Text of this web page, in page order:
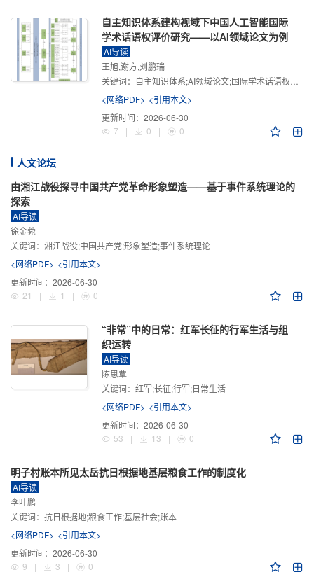
自主知识体系建构视域下中国人工智能国际
学术话语权评价研究——以AI领域论文为例
AI导读
王旭,谢方,刘鹏瑞
关键词： 自主知识体系;AI领域论文;国际学术话语权评价;学术影响力;学术感知力;学术传播力;学术引领力
<网络PDF> <引用本文>
更新时间： 2026-06-30
7
| 0 | 0
人文论坛
由湘江战役探寻中国共产党革命形象塑造——基于事件系统理论的
探索
AI导读
徐金菀
关键词： 湘江战役;中国共产党;形象塑造;事件系统理论
<网络PDF> <引用本文>
更新时间： 2026-06-30
21
| 1 | 0
“非常”中的日常：红军长征的行军生活与组
织运转
AI导读
陈思覃
关键词： 红军;长征;行军;日常生活
<网络PDF> <引用本文>
更新时间： 2026-06-30
53
| 13 | 0
明子村账本所见太岳抗日根据地基层粮食工作的制度化
AI导读
李叶鹏
关键词： 抗日根据地;粮食工作;基层社会;账本
<网络PDF> <引用本文>
更新时间： 2026-06-30
9
| 3 | 0